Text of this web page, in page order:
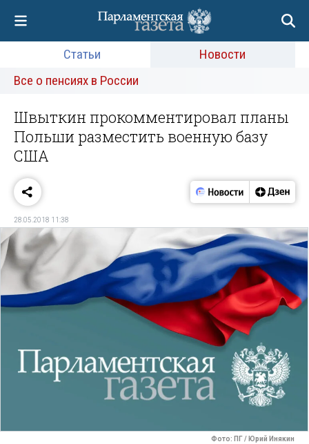
Статьи
Новости
Все о пенсиях в России
Швыткин прокомментировал планы
Польши разместить военную базу
США
28.05.2018 11:38
Фото: ПГ / Юрий Инякин